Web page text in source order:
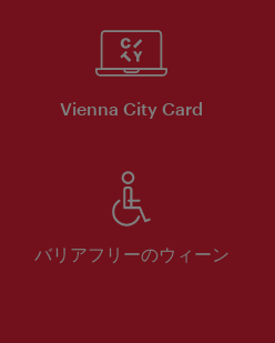
Vienna City Card
バリアフリーのウィーン